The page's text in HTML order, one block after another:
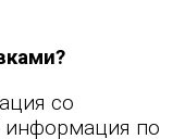
со
информация по